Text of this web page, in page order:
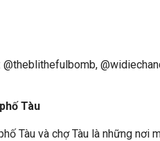
@theblithefulbomb,
Tàu
Tàu và chợ Tàu là những nơi